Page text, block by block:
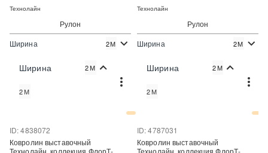
Рулон
Цена:
Технолайн
Ширина 2М
Ширина 2М
2М
Рулон
Цена:
Технолайн
Ширина 2М
Ширина 2М
2М
ID: 4838072
Ковролин выставочный
ID: 4787031
Ковролин выставочный